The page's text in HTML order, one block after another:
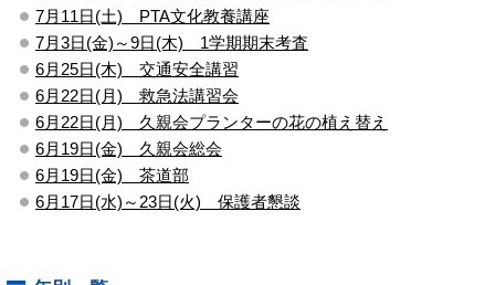
7月11日(土) PTA文化教養講座
7月3日(金)～9日(木) 1学期期末考査
6月25日(木) 交通安全講習
6月22日(月) 救急法講習会
6月22日(月) 久親会プランターの花の植え替え
6月19日(金) 久親会総会
6月19日(金) 茶道部
6月17日(水)～23日(火) 保護者懇談